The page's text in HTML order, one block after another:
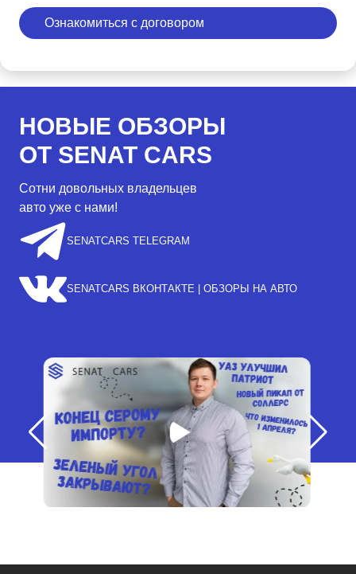
Ознакомиться с договором
НОВЫЕ ОБЗОРЫ
ОТ SENAT CARS
Сотни довольных владельцев
авто уже с нами!
SENATCARS TELEGRAM
SENATCARS ВКОНТАКТЕ | ОБЗОРЫ НА АВТО